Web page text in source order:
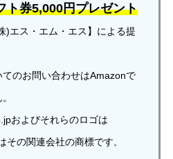
ト券5,000円プレゼント
)エス・エム・エス】による提
のお問い合わせはAmazonで
およびそれらのロゴは
その関連会社の商標です 。